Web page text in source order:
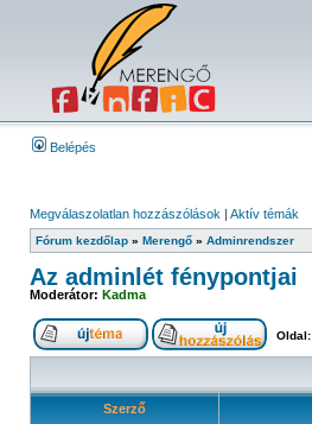
Belépés
Megválaszolatlan hozzászólások | Aktív témák
Fórum kezdőlap » Merengő » Adminrendszer
Az adminlét fénypontjai
Moderátor: Kadma
Oldal:
Szerző